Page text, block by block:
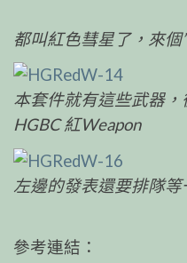
都叫紅色彗星了，來個
本套件就有這些武器
HGBC 紅Weapon
左邊的發表還要排隊
參考連結：